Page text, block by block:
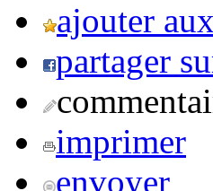
ajouter
partager
imprimer
envoyer